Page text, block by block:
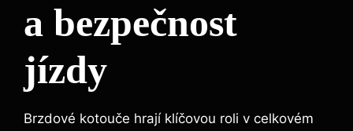
a bezpečnost
jízdy
Brzdové kotouče hrají klíčovou roli v celkovém